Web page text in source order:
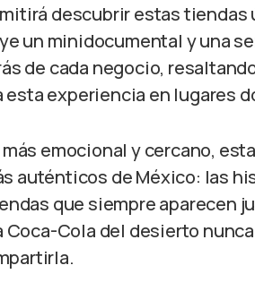
descubrir estas tiendas
un minidocumental y una
de cada negocio,
experiencia en lugares
emocional y cercano,
auténticos de México: las
que siempre aparecen
Coca-Cola del desierto